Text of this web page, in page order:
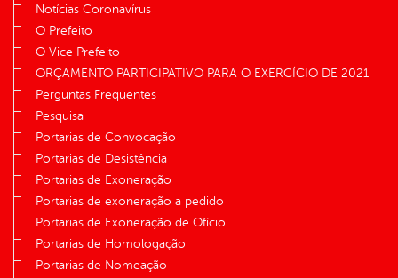
Notícias Coronavírus
O Prefeito
O Vice Prefeito
ORÇAMENTO PARTICIPATIVO PARA O EXERCÍCIO DE 2021
Perguntas Frequentes
Pesquisa
Portarias de Convocação
Portarias de Desistência
Portarias de Exoneração
Portarias de exoneração a pedido
Portarias de Exoneração de Ofício
Portarias de Homologação
Portarias de Nomeação